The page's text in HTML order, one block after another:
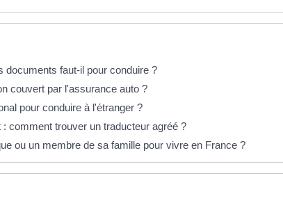
documents faut-il pour conduire ?
couvert par l'assurance auto ?
pour conduire à l'étranger ?
comment trouver un traducteur agréé ?
ou un membre de sa famille pour vivre en France ?